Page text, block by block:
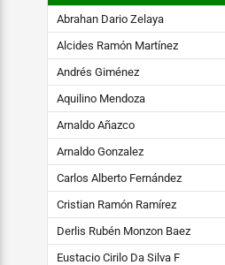
Abrahan Dario Zelaya
Alcides Ramón Martínez
Andrés Giménez
Aquilino Mendoza
Arnaldo Añazco
Arnaldo Gonzalez
Carlos Alberto Fernández
Cristian Ramón Ramírez
Derlis Rubén Monzon Baez
Eustacio Cirilo Da Silva F